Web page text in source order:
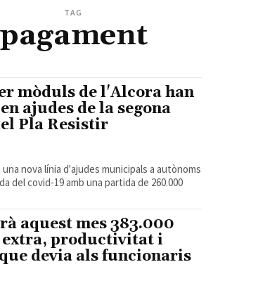
TAG
pagament
mòduls de l'Alcora han
ajudes de la segona
Pla Resistir
nova línia d'ajudes municipals a autònoms
del covid-19 amb una partida de 260.000
aquest mes 383.000
extra, productivitat i
devia als funcionaris